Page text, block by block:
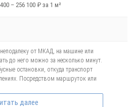
– 256 100 ₽ за 1 м²
от МКАД, на машине или
до него можно за несколько минут.
остановки, откуда транспорт
Посредством маршруток или
далее